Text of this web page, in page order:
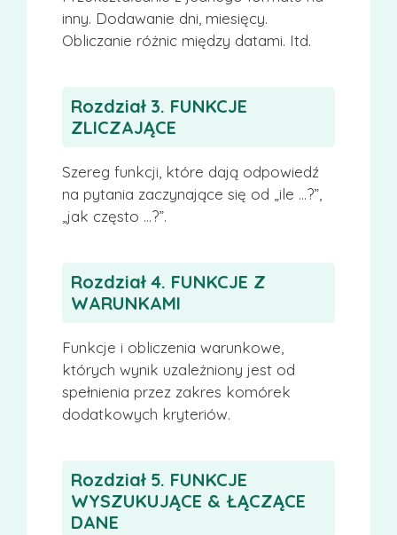
inny. Dodawanie dni, miesięcy.
Obliczanie różnic między datami. Itd.
Rozdział 3. FUNKCJE
ZLICZAJĄCE
Szereg funkcji, które dają odpowiedź
na pytania zaczynające się od „ile …?”,
„jak często …?”.
Rozdział 4. FUNKCJE Z
WARUNKAMI
Funkcje i obliczenia warunkowe,
których wynik uzależniony jest od
spełnienia przez zakres komórek
dodatkowych kryteriów.
Rozdział 5. FUNKCJE
WYSZUKUJĄCE & ŁĄCZĄCE
DANE